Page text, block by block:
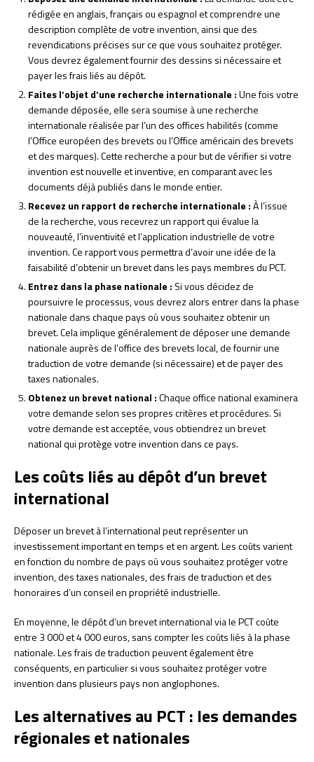
rédigée en anglais, français ou espagnol et comprendre une
description complète de votre invention, ainsi que des
revendications précises sur ce que vous souhaitez protéger.
Vous devrez également fournir des dessins si nécessaire et
payer les frais liés au dépôt.
Faites l’objet d’une recherche internationale :Une fois votre
demande déposée, elle sera soumise à une recherche
internationale réalisée par l’un des offices habilités (comme
l’Office européen des brevets ou l’Office américain des brevets
et des marques). Cette recherche a pour but de vérifier si votre
invention est nouvelle et inventive, en comparant avec les
documents déjà publiés dans le monde entier.
Recevez un rapport de recherche internationale :À l’issue
de la recherche, vous recevrez un rapport qui évalue la
nouveauté, l’inventivité et l’application industrielle de votre
invention. Ce rapport vous permettra d’avoir une idée de la
faisabilité d’obtenir un brevet dans les pays membres du PCT.
Entrez dans la phase nationale : Si vous décidez de
poursuivre le processus, vous devrez alors entrer dans la phase
nationale dans chaque pays où vous souhaitez obtenir un
brevet. Cela implique généralement de déposer une demande
nationale auprès de l’office des brevets local, de fournir une
traduction de votre demande (si nécessaire) et de payer des
taxes nationales.
Obtenez un brevet national :Chaque office national examinera
votre demande selon ses propres critères et procédures. Si
votre demande est acceptée, vous obtiendrez un brevet
national qui protège votre invention dans ce pays.
Les coûts liés au dépôt d’un brevet
international
Déposer un brevet à l’international peut représenter un
investissement important en temps et en argent. Les coûts varient
en fonction du nombre de pays où vous souhaitez protéger votre
invention, des taxes nationales, des frais de traduction et des
honoraires d’un conseil en propriété industrielle.
En moyenne, le dépôt d’un brevet international via le PCT coûte
entre 3 000 et 4 000 euros, sans compter les coûts liés à la phase
nationale. Les frais de traduction peuvent également être
conséquents, en particulier si vous souhaitez protéger votre
invention dans plusieurs pays non anglophones.
Les alternatives au PCT : les demandes
régionales et nationales